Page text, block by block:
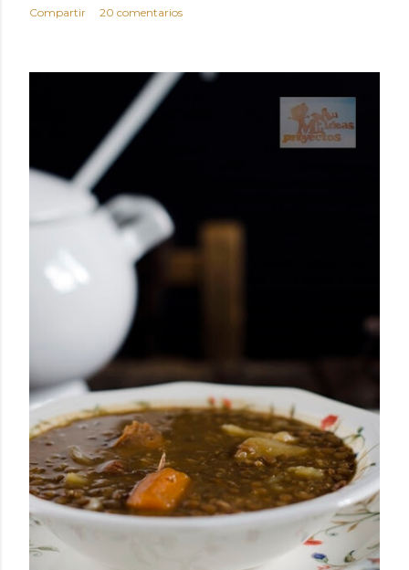
Compartir 20 comentarios